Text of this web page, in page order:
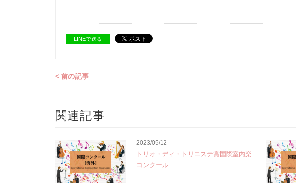
LINEで送る
< 前の記事
関連記事
2023/05/12
トリオ・ディ・トリエステ賞国際室内楽
コンクール